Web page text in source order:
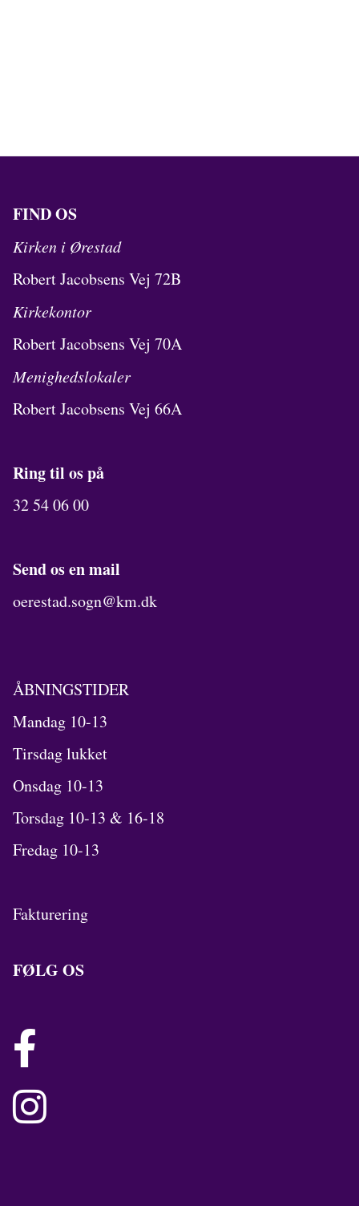
FIND OS
Kirken i Ørestad
Robert Jacobsens Vej 72B
Kirkekontor
Robert Jacobsens Vej 70A
Menighedslokaler
Robert Jacobsens Vej 66A
Ring til os på
32 54 06 00
Send os en mail
oerestad.sogn@km.dk
ÅBNINGSTIDER
Mandag 10-13
Tirsdag lukket
Onsdag 10-13
Torsdag 10-13 & 16-18
Fredag 10-13
Fakturering
FØLG OS

